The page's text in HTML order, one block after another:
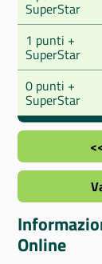
SuperStar
1 punti +
SuperStar
0 punti +
SuperStar
Online